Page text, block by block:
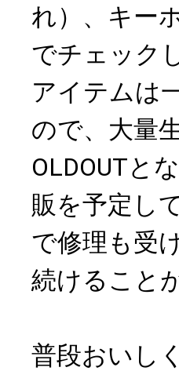
れ）、キー
でチェック
アイテムは
ので、大量
OLDOUTと
販を予定し
で修理も受
続けること
普段おいし